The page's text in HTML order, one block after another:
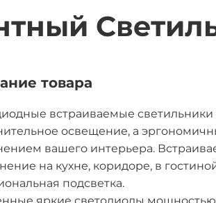
товара
встраиваемые
освещение, а
вашего интерьера.
на кухне, коридоре, в
подсветка.